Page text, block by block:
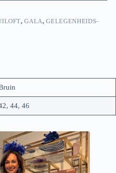
,GALA,GELEGENHEIDS­
44, 46